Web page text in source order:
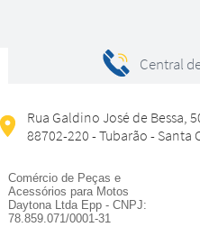
Central
Rua Galdino José de Bessa,
88702-220 - Tubarão - Santa
Comércio de Peças e
Acessórios para Motos
Daytona Ltda Epp - CNPJ:
78.859.071/0001-31